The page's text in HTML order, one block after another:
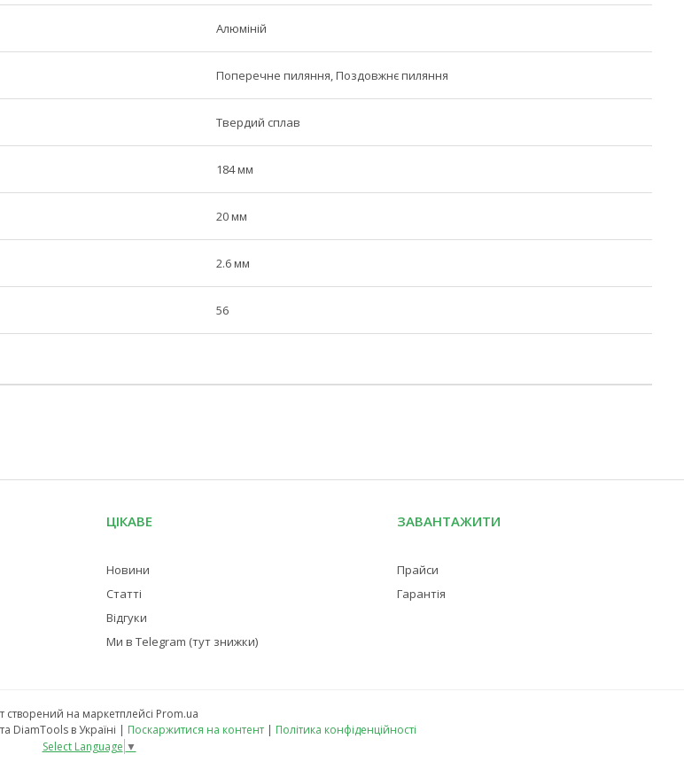
Алюміній
Поперечне пиляння, Поздовжнє пиляння
Твердий сплав
184 мм
20 мм
2.6 мм
56
ЦІКАВЕ
Новини
Статті
Відгуки
Ми в Telegram (тут знижки)
ЗАВАНТАЖИТИ
Прайси
Гарантія
створений на маркетплейсі Prom.ua
Магазин професійного алмазного інструмента DiamTools в Україні | Поскаржитися на контент | Політика конфіденційності
Select Language ▼